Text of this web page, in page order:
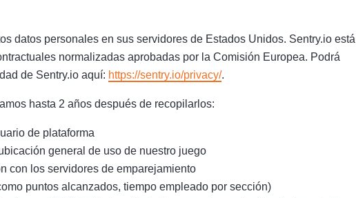
datos personales en sus servidores de Estados Unidos. Sentry.io está
normalizadas aprobadas por la Comisión Europea. Podrá
de Sentry.io aquí: https://sentry.io/privacy/.
hasta 2 años después de recopilarlos:
de plataforma
general de uso de nuestro juego
con los servidores de emparejamiento
puntos alcanzados, tiempo empleado por sección)